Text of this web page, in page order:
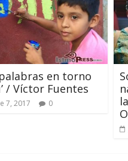
en torno
/ Víctor Fuentes
7, 2017 0